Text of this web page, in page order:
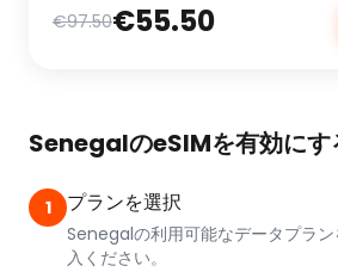
€97.50€55.50
SenegalのeSIMを有効にす
1 プランを選択
Senegalの利用可能なデータプラ
入ください。